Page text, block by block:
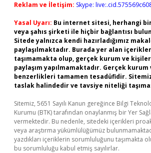
Reklam ve İletişim: Skype:
Yasal Uyarı: Bu internet sitesi, herhangi
veya şahıs şirketi ile hiçbir bağlantısı
Sitede yalnızca kendi hazırladığımız
paylaşılmaktadır. Burada yer alan
taşımamakta olup, gerçek kurum ve
paylaşım yapılmamaktadır. Gerçek
benzerlikleri tamamen tesadüfidir.
taslak halindedir ve tavsiye niteliği
Sitemiz, 5651 Sayılı Kanun gereğince Bilgi
Kurumu (BTK) tarafından onaylanmış bir Yer
vermektedir. Bu nedenle, sitedeki içerikleri
veya araştırma yükümlülüğümüz
yazdıkları içeriklerin sorumluluğunu taşımakta
bu sorumluluğu kabul etmiş sayılırlar.